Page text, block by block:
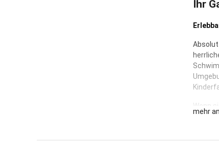
Ihr
Wenn
mehr